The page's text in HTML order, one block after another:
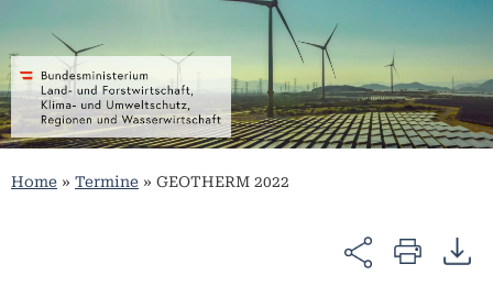
Home » Termine » GEOTHERM 2022